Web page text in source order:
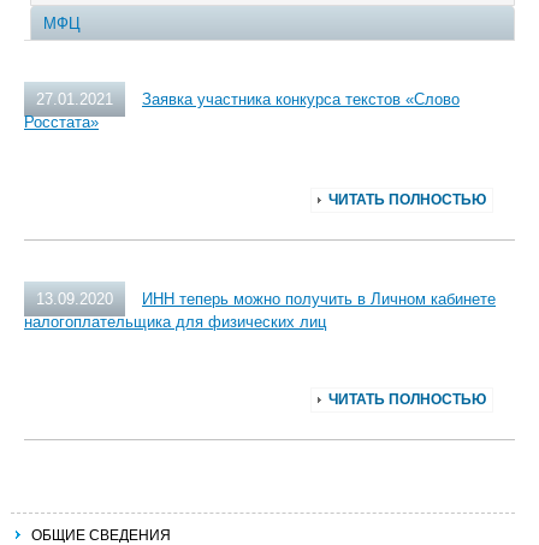
МФЦ
27.01.2021
Заявка участника конкурса текстов «Слово
Росстата»
ЧИТАТЬ ПОЛНОСТЬЮ
13.09.2020
ИНН теперь можно получить в Личном кабинете
налогоплательщика для физических лиц
ЧИТАТЬ ПОЛНОСТЬЮ
ОБЩИЕ СВЕДЕНИЯ